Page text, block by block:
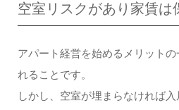
空室リスクがあり家賃は
アパート経営を始めるメリット
れることです。
しかし、空室が埋まらなければ